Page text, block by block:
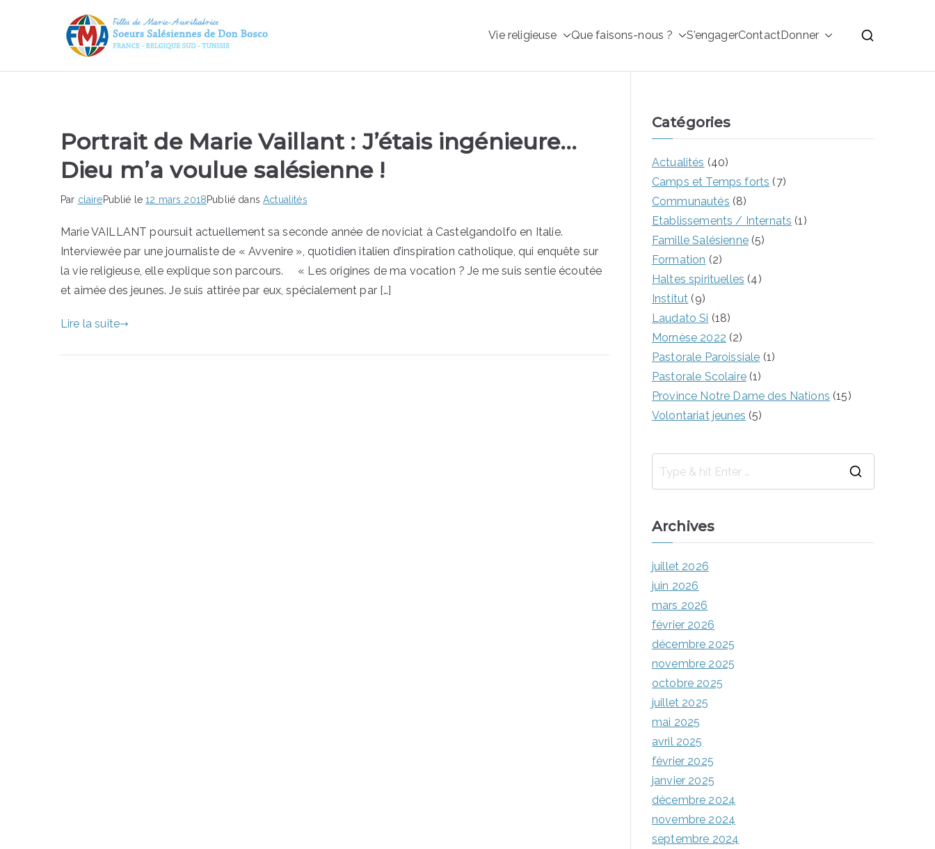
Vie religieuse Que faisons-nous ? S’engagerContactDonner
Portrait de Marie Vaillant : J’étais ingénieure…
Dieu m’a voulue salésienne !
Par clairePublié le12 mars 2018Publié dansActualités
Marie VAILLANT poursuit actuellement sa seconde année de noviciat à Castelgandolfo en Italie.
Interviewée par une journaliste de « Avvenire », quotidien italien d’inspiration catholique, qui enquête sur
la vie religieuse, elle explique son parcours. « Les origines de ma vocation ? Je me suis sentie écoutée
et aimée des jeunes. Je suis attirée par eux, spécialement par […]
Lire la suite
Catégories
Actualités (40)
Camps et Temps forts (7)
Communautés (8)
Etablissements / Internats (1)
Famille Salésienne(5)
Formation (2)
Haltes spirituelles (4)
Institut (9)
Laudato Si (18)
Mornèse 2022 (2)
Pastorale Paroissiale (1)
Pastorale Scolaire(1)
Province Notre Dame des Nations (15)
Volontariat jeunes (5)
Archives
juillet 2026
juin 2026
mars 2026
février 2026
décembre 2025
novembre 2025
octobre 2025
juillet 2025
mai 2025
avril 2025
février 2025
janvier 2025
décembre 2024
novembre 2024
septembre 2024